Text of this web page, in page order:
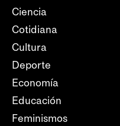
Ciencia
Cotidiana
Cultura
Deporte
Economía
Educación
Feminismos